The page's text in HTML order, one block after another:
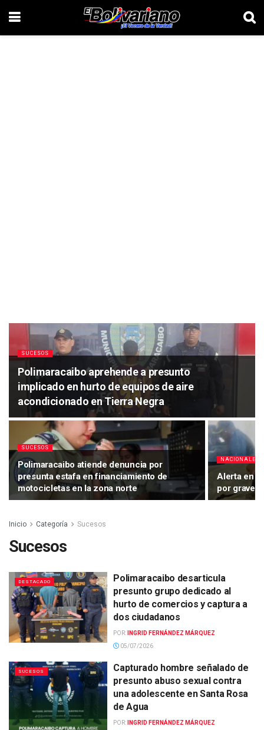
SUCESOS
Polimaracaibo aprehende a presunto
implicado en hurto de equipos de aire
acondicionado en Tierra Negra
SUCESOS
Polimaracaibo atiende denuncia por
presunta estafa en financiamiento de
motocicletas en la zona norte
NACIONALES
Alerta en
por grave
Inicio Categoría Sucesos
Sucesos
DESTACADO
Polimaracaibo desarticula
presunto grupo dedicado al
hurto de comercios y captura a
dos ciudadanos
POR:
INGRID FERNÁNDEZ MÁRQUEZ
05/07/2026
SUCESOS
Capturado hombre señalado de
presunto abuso sexual contra
una adolescente en Santa Rosa
de Agua
POR:
INGRID FERNÁNDEZ MÁRQUEZ